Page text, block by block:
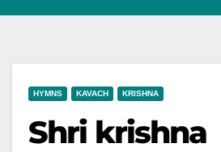
HYMNS KAVACH KRISHNA
Shri krishna